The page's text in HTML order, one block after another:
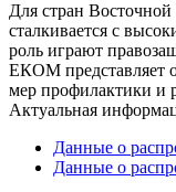
Для стран
сталкивается с
роль играют
ЕКОМ представляет
мер профилактики и
Актуальная
Данные о
Данные о